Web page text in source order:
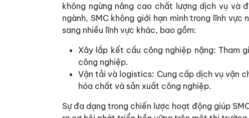
không ngừng nâng cao chất lượng dịch vụ và
ngành, SMC không giới hạn mình trong lĩnh
sang nhiều lĩnh vực khác, bao gồm:
Xây lắp kết cấu công nghiệp nặng: Tham
công nghiệp.
Vận tải và logistics: Cung cấp dịch vụ vận
hóa chất và sản xuất công nghiệp.
Sự đa dạng trong chiến lược hoạt động giúp